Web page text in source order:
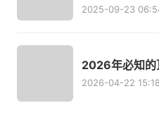
2025-09-23
2026年必知的
2026-04-22